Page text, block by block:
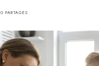
0 PARTAGES